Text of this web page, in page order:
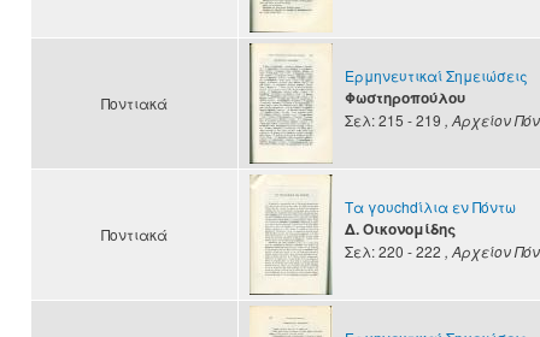
Ποντιακά
Ερμηνευτικαί Σημειώσεις
Φωστηροπούλου
Σελ: 215 - 219 , Αρχείον
Ποντιακά
Τα γουchdίλια εν Πόντω
Δ. Οικονομίδης
Σελ: 220 - 222 , Αρχείον